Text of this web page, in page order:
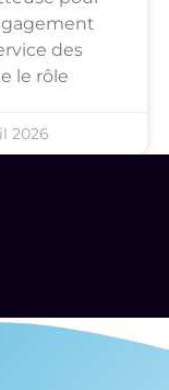
des
le rôle
2026